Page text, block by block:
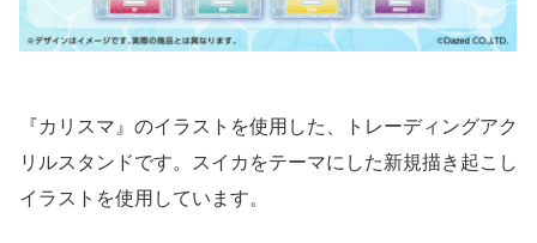
『カリスマ』のイラストを使用した、トレーディングアク
リルスタンドです。スイカをテーマにした新規描き起こし
イラストを使用しています。